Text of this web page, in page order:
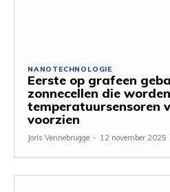
NANOTECHNOLOGIE
Eerste op grafeen
zonnecellen die
temperatuursensoren
voorzien
Joris Vennebrugge - 12 november 2025